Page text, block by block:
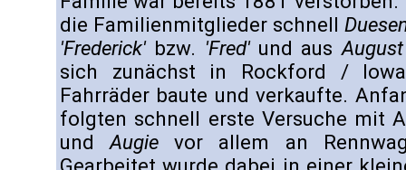
die Familienmitglieder schnell
'Frederick'bzw. 'Fred'und ausAugust
sich zunächst in Rockford /
Fahrräder baute und verkaufte.
folgten schnell erste Versuche mit
undAugie vor allem an